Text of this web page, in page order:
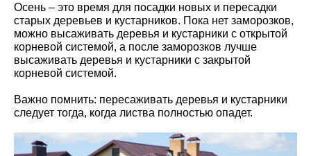
Осень – это время для посадки новых и пересадки
старых деревьев и кустарников. Пока нет заморозков,
можно высаживать деревья и кустарники с открытой
корневой системой, а после заморозков лучше
высаживать деревья и кустарники с закрытой
корневой системой.
Важно помнить: пересаживать деревья и кустарники
следует тогда, когда листва полностью опадет.